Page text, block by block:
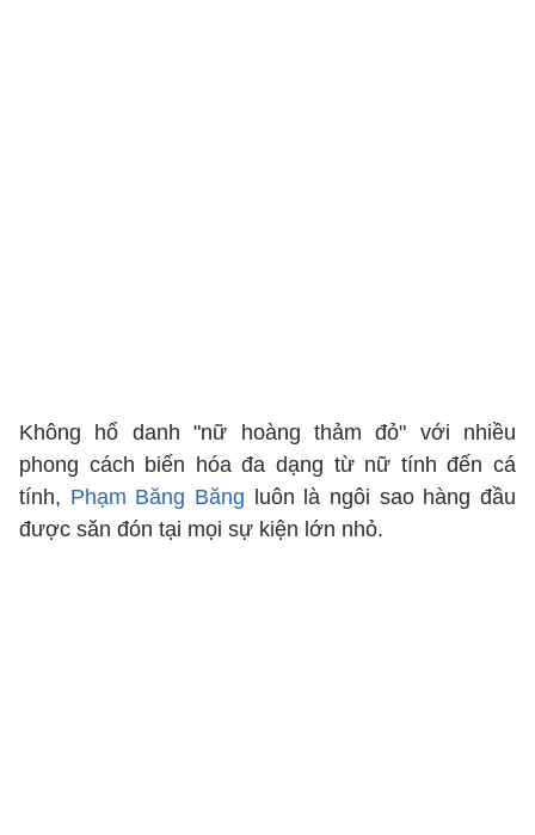
Không hổ danh "nữ hoàng thảm đỏ" với nhiều
phong cách biến hóa đa dạng từ nữ tính đến cá
tính, Phạm Băng Băng luôn là ngôi sao hàng đầu
được săn đón tại mọi sự kiện lớn nhỏ.